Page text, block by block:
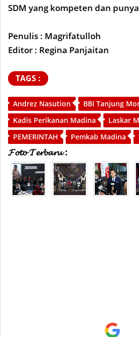
SDM yang kompeten dan
Penulis : Magrifatulloh
Editor : Regina Panjaitan
TAGS :
Andrez Nasution
BBI Tanjung
Kadis Perikanan Madina
Laskar
PEMERINTAH
Pemkab Madina
𝓕𝓸𝓽𝓸 𝓣𝓮𝓻𝓫𝓪𝓻𝓾 :